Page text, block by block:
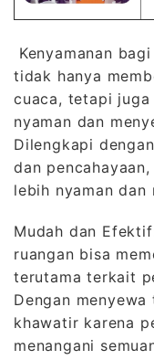
Kenyamanan
tidak hanya
cuaca, tetapi juga
nyaman dan
Dilengkapi
dan
lebih nyaman dan
Mudah dan
ruangan bisa
terutama terkait
Dengan
khawatir karena
menangani